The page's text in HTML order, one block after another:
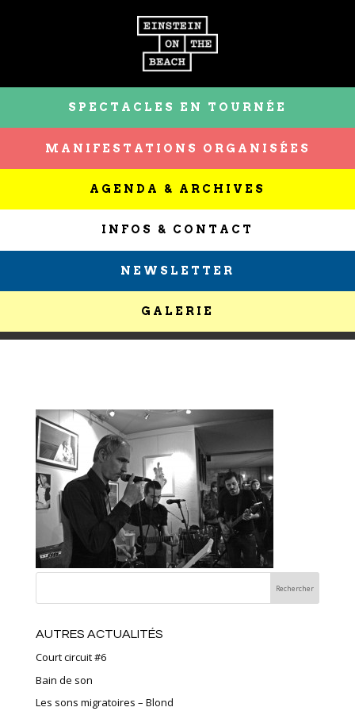
SPECTACLES EN TOURNÉE
MANIFESTATIONS ORGANISÉES
AGENDA & ARCHIVES
INFOS & CONTACT
NEWSLETTER
GALERIE
AUTRES ACTUALITÉS
Court circuit #6
Bain de son
Les sons migratoires – Blond